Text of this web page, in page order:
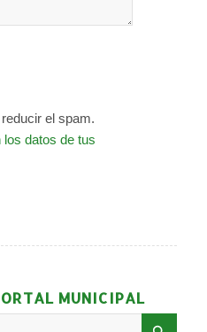
el spam.
datos de tus
MUNICIPAL